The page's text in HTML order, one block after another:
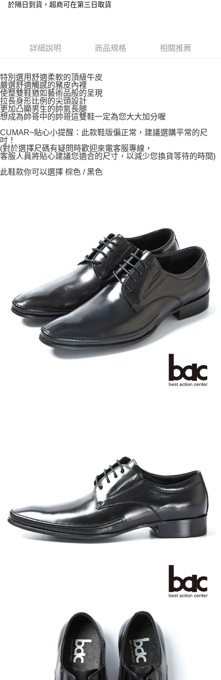
每筆NT$60，滿NT$1,000(含以上)免運費
於隔日到貨，超商可在第三日取貨
詳細說明 商品規格 相關推薦
特別選用舒適柔軟的頂級牛皮
嚴選舒適觸感的豬皮內裡
使整雙鞋猶如藝術品般的呈現
拉長身形比例的尖頭設計
更加凸顯男生的帥氣長腿
想成為帥哥中的帥哥這雙鞋一定為您大大加分喔
CUMAR~貼心小提醒：此款鞋版偏正常，建議選購平常的尺
吋！
(對於選擇尺碼有疑問時歡迎來電客服專線，
客服人員將貼心建議您適合的尺寸，以減少您換貨等待的時間)
此鞋款你可以選擇 棕色 / 黑色